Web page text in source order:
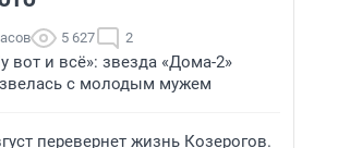
5 627 2
вот и всё»: звезда «Дома-2»
с молодым мужем
перевернет жизнь Козерогов.